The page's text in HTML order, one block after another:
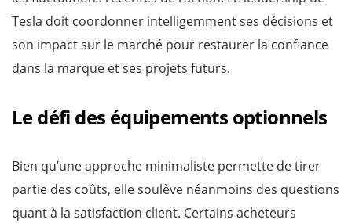
Tesla doit coordonner intelligemment ses décisions et
son impact sur le marché pour restaurer la confiance
dans la marque et ses projets futurs.
Le défi des équipements optionnels
Bien qu’une approche minimaliste permette de tirer
partie des coûts, elle soulève néanmoins des questions
quant à la satisfaction client. Certains acheteurs